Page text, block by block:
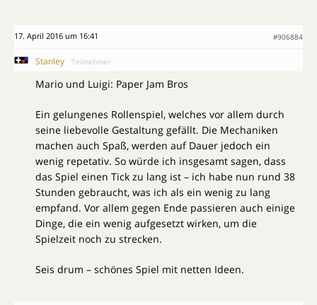
17. April 2016 um 16:41 #906884
Stanley Teilnehmer
Mario und Luigi: Paper Jam Bros
Ein gelungenes Rollenspiel, welches vor allem durch
seine liebevolle Gestaltung gefällt. Die Mechaniken
machen auch Spaß, werden auf Dauer jedoch ein
wenig repetativ. So würde ich insgesamt sagen, dass
das Spiel einen Tick zu lang ist – ich habe nun rund 38
Stunden gebraucht, was ich als ein wenig zu lang
empfand. Vor allem gegen Ende passieren auch einige
Dinge, die ein wenig aufgesetzt wirken, um die
Spielzeit noch zu strecken.
Seis drum – schönes Spiel mit netten Ideen.